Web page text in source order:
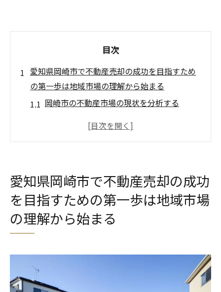
目次
愛知県岡崎市で不動産売却の成功を目指すため
の第一歩は地域市場の理解から始まる
岡崎市の不動産市場の現状を分析する
地域特性を理解して売却戦略を立てる
不動産売却の初期ステップを理解する
タイミングが鍵！岡崎市での不動産売却の最適
な時期を見極めよう
経済情勢が不動産市場に与える影響
市況の変化を敏感に察知する方法
愛知県岡崎市で不動産売却の成功
を目指すための第一歩は地域市場
の理解から始まる